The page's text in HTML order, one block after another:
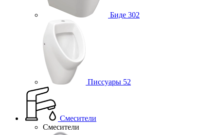
Биде 302
Писсуары 52
Смесители
Смесители